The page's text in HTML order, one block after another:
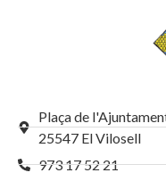
Plaça de
25547 El Vilosell
973 17 52 21